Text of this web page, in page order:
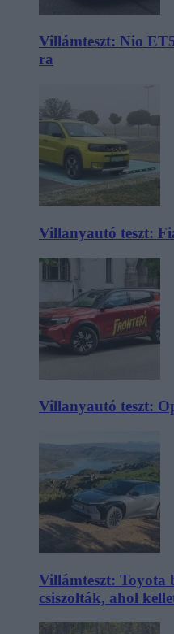
Villámteszt: Nio
ra
Villanyautó teszt:
Villanyautó teszt:
Villámteszt: Toyota
csiszolták, ahol